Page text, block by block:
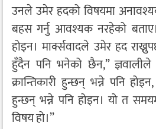
उनले उमेर हदको विषयमा
बहस गर्नु आवश्यक नरहेको बताए।
होइन। मार्क्सवादले उमेर हद
हुँदैन पनि भनेको छैन,”
क्रान्तिकारी हुन्छन् भन्ने पनि
हुन्छन् भन्ने पनि होइन। यो त
विषय हो।”